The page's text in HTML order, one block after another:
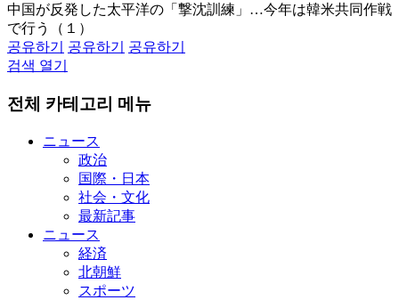
中国が反発した太平洋の「撃沈訓練」…今年は韓米共同作戦
で行う（１）
공유하기
공유하기
공유하기
검색 열기
전체 카테고리 메뉴
ニュース
政治
国際・日本
社会・文化
最新記事
ニュース
経済
北朝鮮
スポーツ